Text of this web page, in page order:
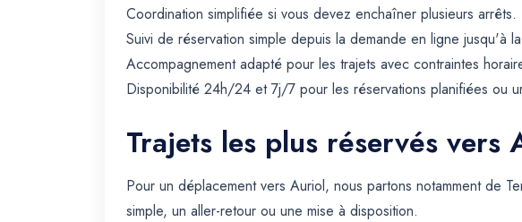
Coordination simplifiée si vous devez enchaîner plusieurs arrêts.
Suivi de réservation simple depuis la demande en ligne jusqu'à
Accompagnement adapté pour les trajets avec contraintes
Disponibilité 24h/24 et 7j/7 pour les réservations planifiées ou
Trajets les plus réservés vers
Pour un déplacement vers Auriol, nous partons notamment de
simple, un aller-retour ou une mise à disposition.